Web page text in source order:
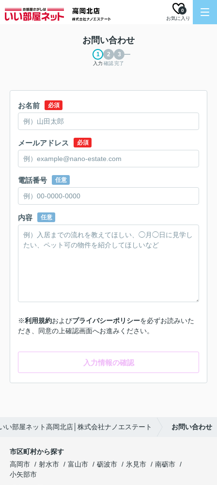
お気に入り
0
お問い合わせ
入力 確認完了
お名前 必須
メールアドレス 必須
電話番号 任意
内容 任意
※利用規約およびプライバシーポリシーを必ずお読みいた
だき、同意の上確認画面へお進みください。
入力情報の確認
い部屋ネット高岡北店│株式会社ナノエステート お問い合わせ
市区町村から探す
高岡市
射水市 富山市 砺波市 氷見市
南砺市
小矢部市